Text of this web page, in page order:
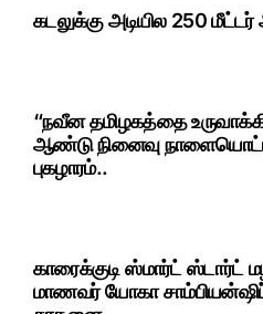
கடலுக்கு அடியில 250
“நவீன தமிழகத்தை
ஆண்டு நினைவு
புகழாரம்..
காரைக்குடி ஸ்மார்ட் ஸ்டார்ட்
மாணவர் யோகா